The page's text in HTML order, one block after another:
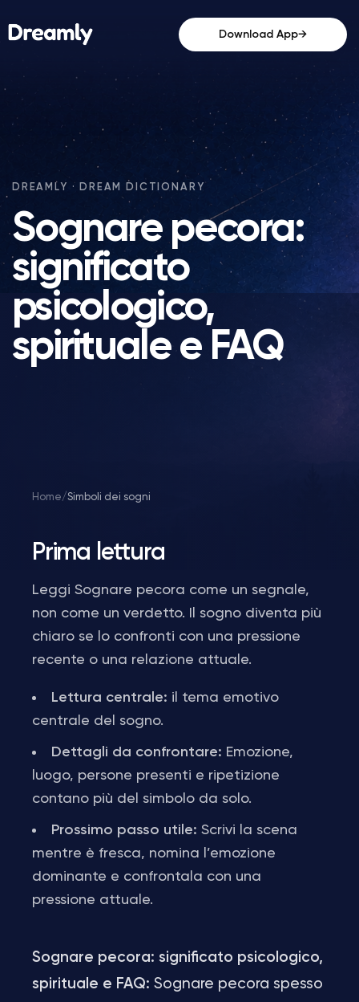
Download App→
Sognare pecora:
significato
psicologico,
spirituale e FAQ
Home/Simboli dei sogni
Prima lettura
Leggi Sognare pecora come un segnale,
non come un verdetto. Il sogno diventa più
chiaro se lo confronti con una pressione
recente o una relazione attuale.
Lettura centrale: il tema emotivo
centrale del sogno.
Dettagli da confrontare: Emozione,
luogo, persone presenti e ripetizione
contano più del simbolo da solo.
Prossimo passo utile: Scrivi la scena
mentre è fresca, nomina l’emozione
dominante e confrontala con una
pressione attuale.
Sognare pecora: significato psicologico,
spirituale e FAQ: Sognare pecora spesso